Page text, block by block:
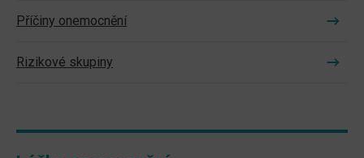
Příčiny onemocnění
Rizikové skupiny